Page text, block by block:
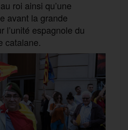
roi ainsi qu’une
avant la grande
l’unité espagnole du
catalane.